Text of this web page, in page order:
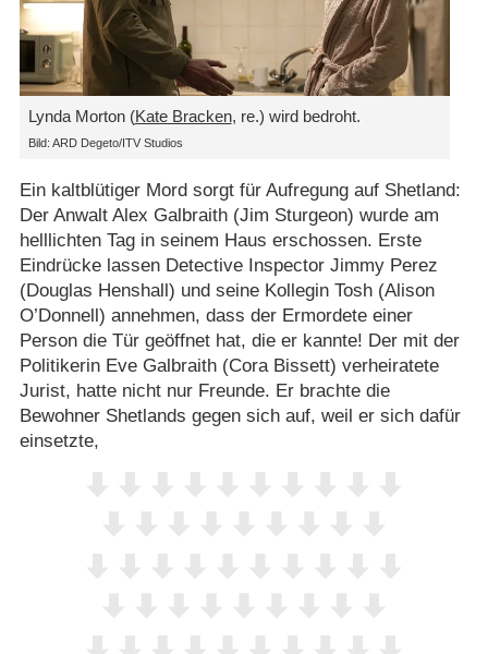
Lynda Morton (Kate Bracken, re.) wird bedroht.
Bild: ARD Degeto/ITV Studios
Ein kaltblütiger Mord sorgt für Aufregung auf Shetland:
Der Anwalt Alex Galbraith (Jim Sturgeon) wurde am
helllichten Tag in seinem Haus erschossen. Erste
Eindrücke lassen Detective Inspector Jimmy Perez
(Douglas Henshall) und seine Kollegin Tosh (Alison
O’Donnell) annehmen, dass der Ermordete einer
Person die Tür geöffnet hat, die er kannte! Der mit der
Politikerin Eve Galbraith (Cora Bissett) verheiratete
Jurist, hatte nicht nur Freunde. Er brachte die
Bewohner Shetlands gegen sich auf, weil er sich dafür
einsetzte,